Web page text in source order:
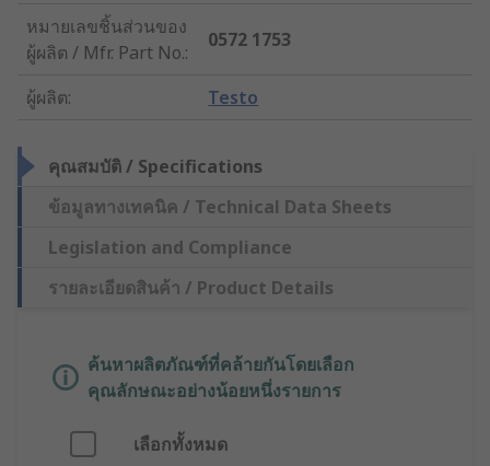
หมายเลขชิ้นส่วนของ
ผู้ผลิต / Mfr. Part No.:
0572 1753
ผู้ผลิต: Testo
คุณสมบัติ / Specifications
ข้อมูลทางเทคนิค / Technical Data Sheets
Legislation and Compliance
รายละเอียดสินค้า / Product Details
ค้นหาผลิตภัณฑ์ที่คล้ายกันโดยเลือก
คุณลักษณะอย่างน้อยหนึ่งรายการ
เลือกทั้งหมด